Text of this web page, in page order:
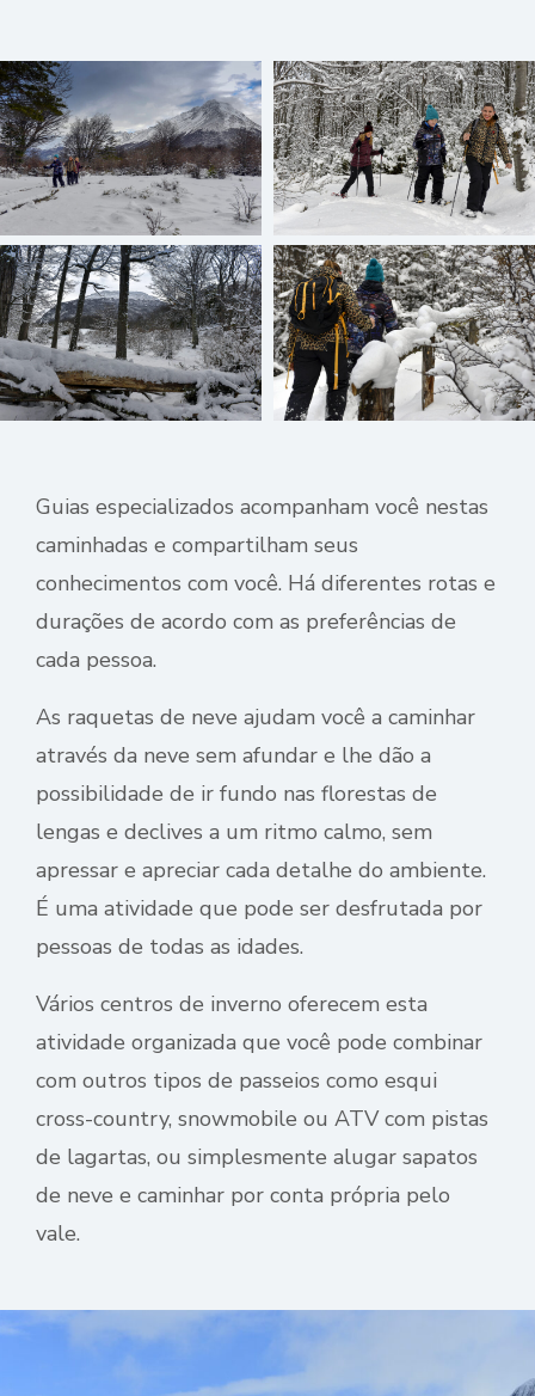
Guias especializados acompanham você nestas
caminhadas e compartilham seus
conhecimentos com você. Há diferentes rotas e
durações de acordo com as preferências de
cada pessoa.
As raquetas de neve ajudam você a caminhar
através da neve sem afundar e lhe dão a
possibilidade de ir fundo nas florestas de
lengas e declives a um ritmo calmo, sem
apressar e apreciar cada detalhe do ambiente.
É uma atividade que pode ser desfrutada por
pessoas de todas as idades.
Vários centros de inverno oferecem esta
atividade organizada que você pode combinar
com outros tipos de passeios como esqui
cross-country, snowmobile ou ATV com pistas
de lagartas, ou simplesmente alugar sapatos
de neve e caminhar por conta própria pelo
vale.